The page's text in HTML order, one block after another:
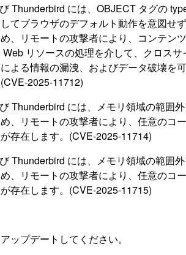
Thunderbird には、OBJECT タグの
てブラウザのデフォルト動作を意図せ
、リモートの攻撃者により、コンテン
Web リソースの処理を介して、クロス
よる情報の漏洩、およびデータ破壊を
2025-11712)
Thunderbird には、メモリ領域の範囲
、リモートの攻撃者により、任意のコ
存在します。(CVE-2025-11714)
Thunderbird には、メモリ領域の範囲
、リモートの攻撃者により、任意のコ
存在します。(CVE-2025-11715)
ップデートしてください。